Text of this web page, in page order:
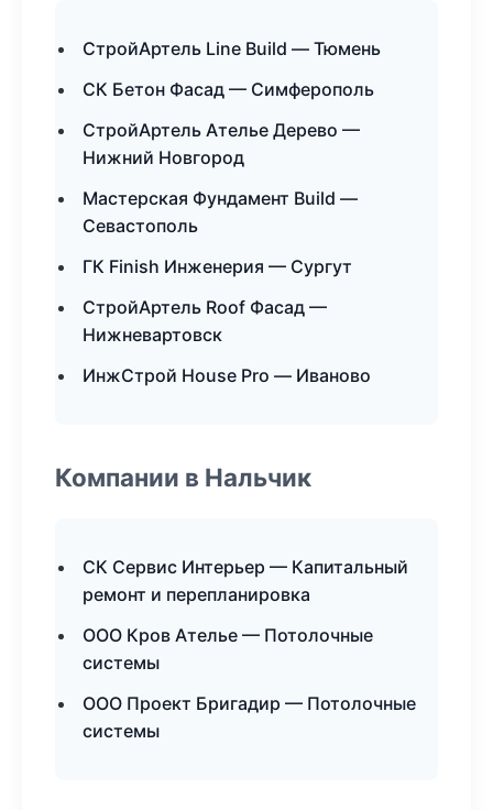
СтройАртель Line Build — Тюмень
СК Бетон Фасад — Симферополь
СтройАртель Ателье Дерево —
Нижний Новгород
Мастерская Фундамент Build —
Севастополь
ГК Finish Инженерия — Сургут
СтройАртель Roof Фасад —
Нижневартовск
ИнжСтрой House Pro — Иваново
Компании в Нальчик
СК Сервис Интерьер — Капитальный
ремонт и перепланировка
ООО Кров Ателье — Потолочные
системы
ООО Проект Бригадир — Потолочные
системы